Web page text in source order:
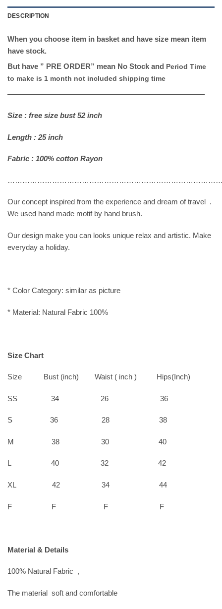
DESCRIPTION
When you choose item in basket and have size mean item
have stock.
But have ” PRE ORDER” mean No Stock and Period Time
to make is 1 month not included shipping time
——————————————————————————–
Size : free size bust 52 inch
Length : 25 inch
Fabric : 100% cotton Rayon
Our concept inspired from the experience and dream of travel .
We used hand made motif by hand brush.
Our design make you can looks unique relax and artistic. Make
everyday a holiday.
* Color Category: similar as picture
* Material: Natural Fabric 100%
Size Chart
Size Bust (inch) Waist ( inch ) Hips(Inch)
SS 34 26 36
S 36 28 38
M 38 30 40
L 40 32 42
XL 42 34 44
F F F F
Material & Details
100% Natural Fabric ,
The material soft and comfortable